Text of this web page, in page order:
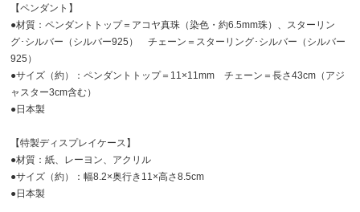
【ペンダント】
●材質：ペンダントトップ＝アコヤ真珠（染色・約6.5mm珠）、スターリン
グ･シルバー（シルバー925） チェーン＝スターリング･シルバー（シルバー
925）
●サイズ（約）：ペンダントトップ＝11×11mm チェーン＝長さ43cm（アジ
ャスター3cm含む）
●日本製
【特製ディスプレイケース】
●材質：紙、レーヨン、アクリル
●サイズ（約）：幅8.2×奥行き11×高さ8.5cm
●日本製